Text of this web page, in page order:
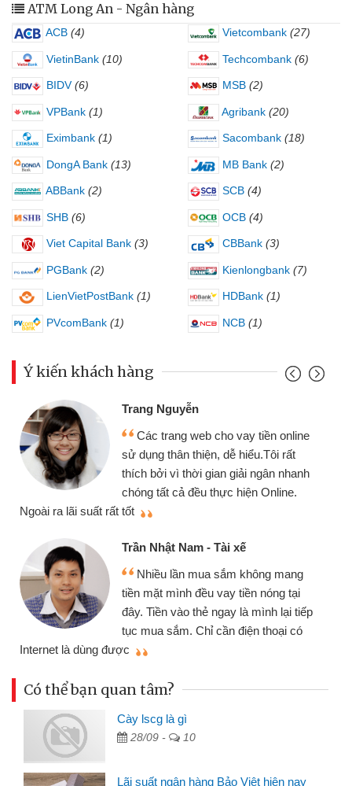
ATM Long An - Ngân hàng
ACB (4) Vietcombank (27)
VietinBank (10) Techcombank (6)
BIDV (6) MSB (2)
VPBank (1) Agribank (20)
Eximbank (1) Sacombank (18)
DongA Bank (13) MB Bank (2)
ABBank (2) SCB (4)
SHB (6) OCB (4)
Viet Capital Bank (3) CBBank (3)
PGBank (2) Kienlongbank (7)
LienVietPostBank (1) HDBank (1)
PVcomBank (1) NCB (1)
Ý kiến khách hàng
Trang Nguyễn
Các trang web cho vay tiền online
sử dụng thân thiện, dễ hiểu.Tôi rất
thích bởi vì thời gian giải ngân nhanh
chóng tất cả đều thực hiện Online.
Ngoài ra lãi suất rất tốt
Trần Nhật Nam - Tài xế
Nhiều lần mua sắm không mang
tiền mặt mình đều vay tiền nóng tại
đây. Tiền vào thẻ ngay là mình lại tiếp
tục mua sắm. Chỉ cần điện thoại có
Internet là dùng được
Có thể bạn quan tâm?
Cày lscg là gì
28/09 - 10
Lãi suất ngân hàng Bảo Việt hiện nay